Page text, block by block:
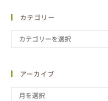
カテゴリー
カテゴリーを選択
アーカイブ
月を選択